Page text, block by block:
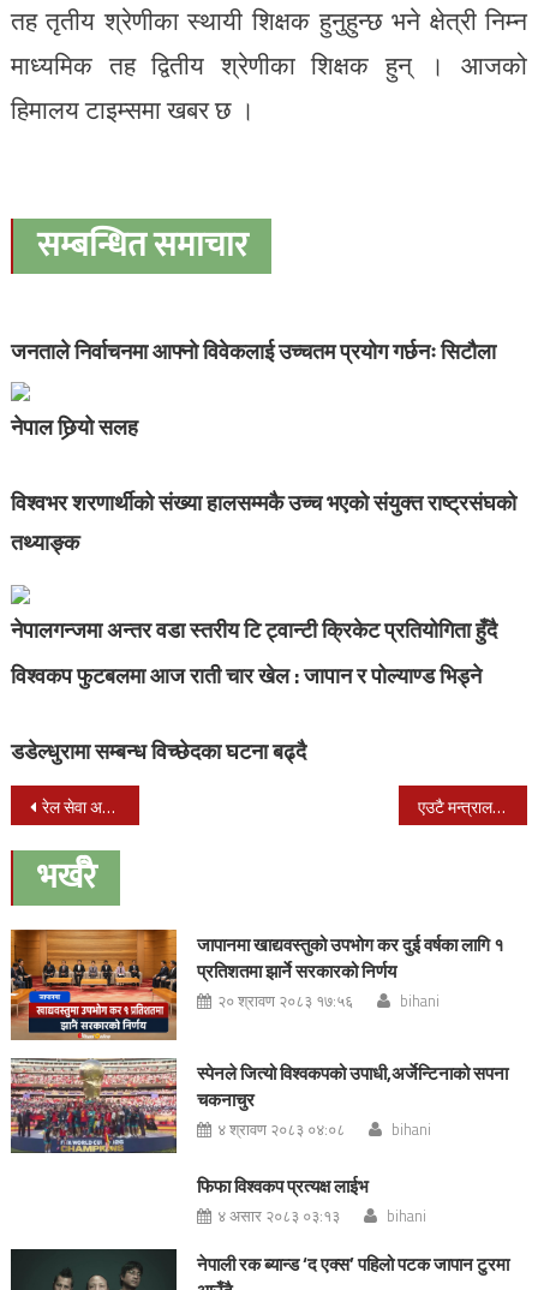
तह तृतीय श्रेणीका स्थायी शिक्षक हुनुहुन्छ भने क्षेत्री निम्न
माध्यमिक तह द्वितीय श्रेणीका शिक्षक हुन् । आजको
हिमालय टाइम्समा खबर छ ।
सम्बन्धित समाचार
जनताले निर्वाचनमा आफ्नाे विवेकलाई उच्चतम प्रयोग गर्छनः सिटौला
नेपाल छिर्‍यो सलह
विश्वभर शरणार्थीको संख्या हालसम्मकै उच्च भएकाे संयुक्त राष्ट्रसंघको
तथ्याङ्क
नेपालगन्जमा अन्तर वडा स्तरीय टि ट्वान्टी क्रिकेट प्रतियोगिता हुँदै
विश्वकप फुटबलमा आज राती चार खेल : जापान र पोल्याण्ड भिड्ने
डडेल्धुरामा सम्बन्ध विच्छेदका घटना बढ्दै
Post
navigation
रेल सेवा अध्ययन गर्न भारतीय टोली आउँदै एउटै मन्त्रालयमा तीन सचिवको दरबन्दी
भर्खरै
जापानमा खाद्यवस्तुको उपभोग कर दुई वर्षका लागि १
प्रतिशतमा झार्ने सरकारको निर्णय
२० श्रावण २०८३ १७:५६ bihani
स्पेनले जित्यो विश्वकपको उपाधी,अर्जेन्टिनाको सपना
चकनाचुर
४ श्रावण २०८३ ०४:०८ bihani
फिफा विश्वकप प्रत्यक्ष लाईभ
४ असार २०८३ ०३:१३ bihani
नेपाली रक ब्यान्ड ‘द एक्स’ पहिलो पटक जापान टुरमा